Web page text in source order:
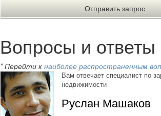
Вопросы и ответы
* Перейти к наиболее распространенным
Вам отвечает специалист по
недвижимости
Руслан Машаков